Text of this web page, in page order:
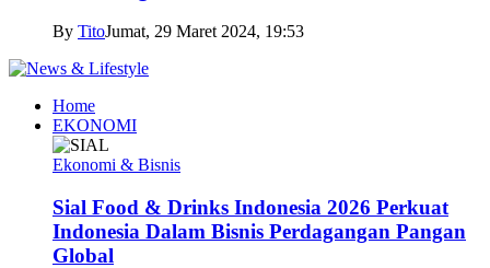
By TitoJumat, 29 Maret 2024, 19:53
Home
EKONOMI
Ekonomi & Bisnis
Sial Food & Drinks Indonesia 2026 Perkuat
Indonesia Dalam Bisnis Perdagangan Pangan
Global